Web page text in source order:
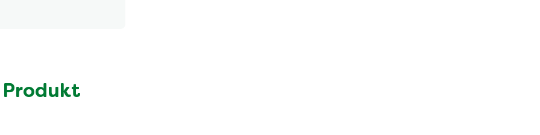
Produkt